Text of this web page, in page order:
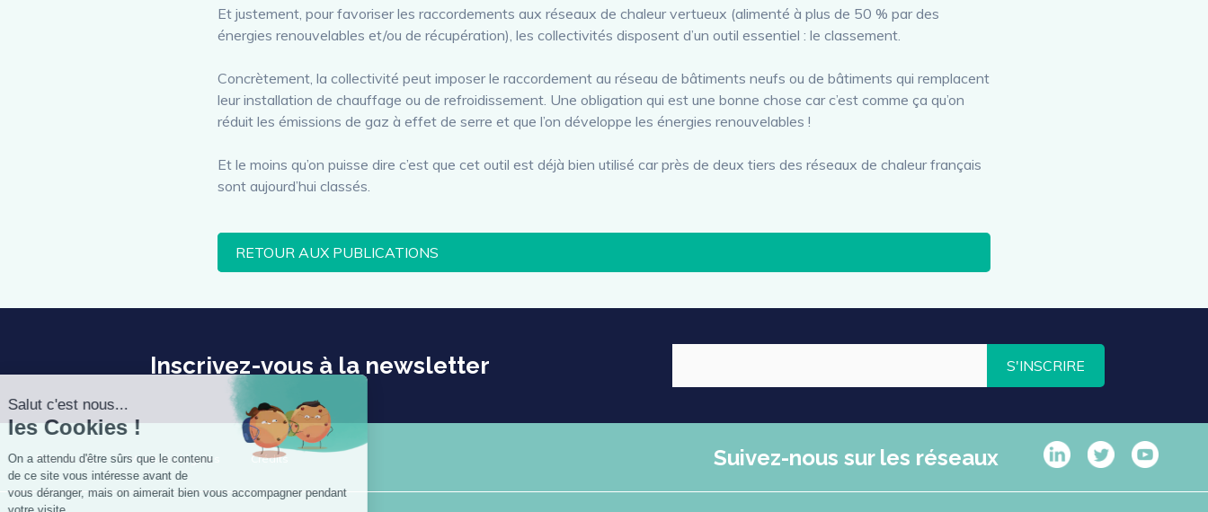
Et justement, pour favoriser les raccordements aux réseaux de chaleur vertueux (alimenté à plus de 50 % par des
énergies renouvelables et/ou de récupération), les collectivités disposent d’un outil essentiel : le classement.
Concrètement, la collectivité peut imposer le raccordement au réseau de bâtiments neufs ou de bâtiments qui remplacent
leur installation de chauffage ou de refroidissement. Une obligation qui est une bonne chose car c’est comme ça qu’on
réduit les émissions de gaz à effet de serre et que l’on développe les énergies renouvelables !
Et le moins qu’on puisse dire c’est que cet outil est déjà bien utilisé car près de deux tiers des réseaux de chaleur français
sont aujourd’hui classés.
RETOUR AUX PUBLICATIONS
Inscrivez-vous à la newsletter S'INSCRIRE
Plan du site Mentions légales Crédits Suivez-nous sur les réseaux